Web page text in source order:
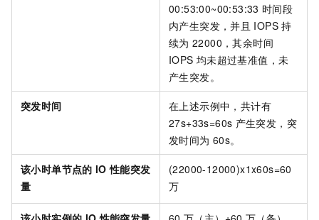
00:53:00~00:53:33 时间段
内产生突发，并且 IOPS 持
续为 22000，其余时间
IOPS 均未超过基准值，未
产生突发。
突发时间
在上述示例中，共计有
27s+33s=60s 产生突发，突
发时间为 60s。
该小时单节点的 IO 性能突发
量
(22000-12000)x1x60s=60
万